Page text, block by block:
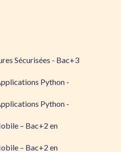
Sécurisées - Bac+3
Python -
Python -
– Bac+2 en
– Bac+2 en